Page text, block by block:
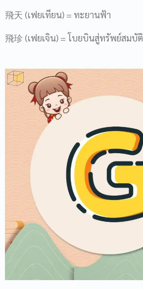
飛天 (เฟยเทียน) = ทะยานฟ้า
飛珍 (เฟยเจิน) = โบยบินสู่ทรัพย์สมบัติ